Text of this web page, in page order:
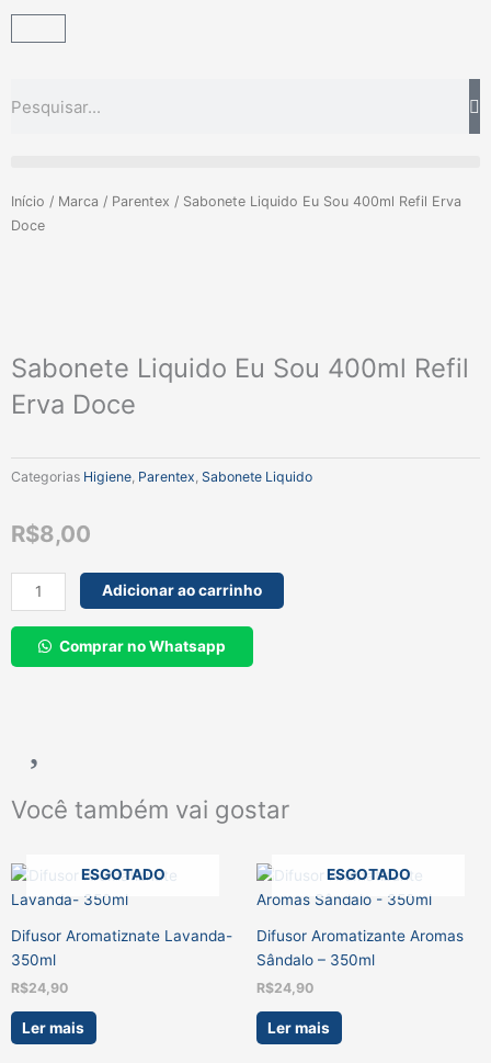
Início / Marca / Parentex / Sabonete Liquido Eu Sou 400ml Refil Erva
Doce
Sabonete Liquido Eu Sou 400ml Refil
Erva Doce
Categorias Higiene Parentex Sabonete Liquido
R$8,00
Sabonete
Liquido
Eu
Adicionar ao carrinho
Comprar no Whatsapp
Você também vai gostar
ESGOTADO
Difusor Aromatiznate Lavanda-
350ml
R$24,90
Ler mais
ESGOTADO
Difusor Aromatizante Aromas
Sândalo – 350ml
R$24,90
Ler mais